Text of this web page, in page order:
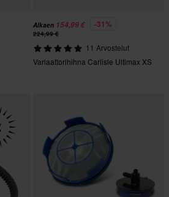
Alkaen 154,99 € -31%
224,99 €
11 Arvostelut
Variaattorihihna Carlisle Ultimax XS